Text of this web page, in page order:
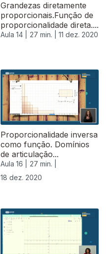
Grandezas diretamente
proporcionais.Função de
proporcionalidade direta....
Aula 14 | 27 min. | 11 dez. 2020
Proporcionalidade inversa
como função. Domínios
de articulação...
Aula 16 |
27 min. |
18 dez. 2020